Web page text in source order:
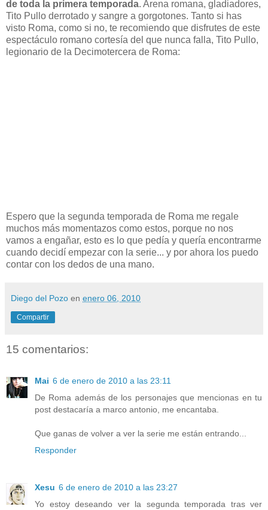
de toda la primera temporada. Arena romana, gladiadores,
Tito Pullo derrotado y sangre a gorgotones. Tanto si has
visto Roma, como si no, te recomiendo que disfrutes de este
espectáculo romano cortesía del que nunca falla, Tito Pullo,
legionario de la Decimotercera de Roma:
Espero que la segunda temporada de Roma me regale
muchos más momentazos como estos, porque no nos
vamos a engañar, esto es lo que pedía y quería encontrarme
cuando decidí empezar con la serie... y por ahora los puedo
contar con los dedos de una mano.
Diego del Pozo en enero 06, 2010
Compartir
15 comentarios:
Mai 6 de enero de 2010 a las 23:11
De Roma además de los personajes que mencionas en tu
post destacaría a marco antonio, me encantaba.
Que ganas de volver a ver la serie me están entrando...
Responder
Xesu 6 de enero de 2010 a las 23:27
Yo estoy deseando ver la segunda temporada tras ver